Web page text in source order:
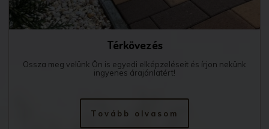
Térkövezés
Ossza meg velünk Ön is egyedi elképzeléseit és írjon nekünk
ingyenes árajánlatért!
Tovább olvasom